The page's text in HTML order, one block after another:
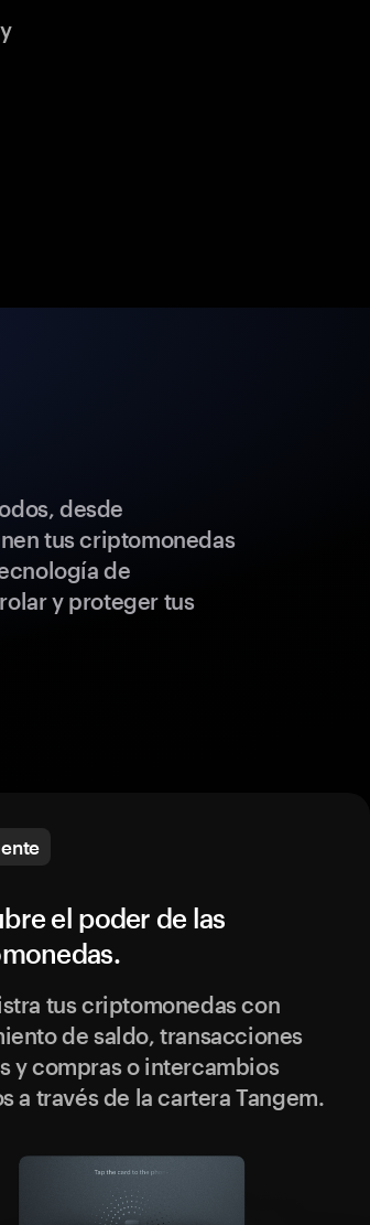
desde
tus criptomonedas
de
y proteger tus
el poder de las
tus criptomonedas con
de saldo, transacciones
y compras o intercambios
a través de la cartera Tangem.